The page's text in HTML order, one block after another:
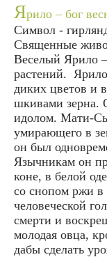
Ярило – бог
Символ -
Священные
Веселый Ярило
растений.
диких цветов и
шкивами зерна.
идолом. Мати-
умирающего в
он был
Язычникам он
коне, в белой
со снопом ржи в
человеческой
смерти и
молодая овца,
дабы сделать